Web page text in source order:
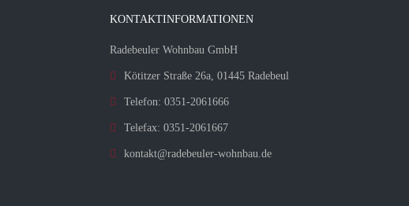
KONTAKTINFORMATIONEN
Radebeuler Wohnbau GmbH
Kötitzer Straße 26a, 01445 Radebeul
Telefon: 0351-2061666
Telefax: 0351-2061667
kontakt@radebeuler-wohnbau.de